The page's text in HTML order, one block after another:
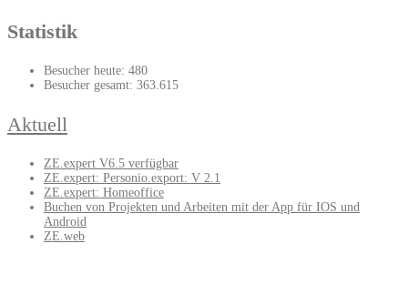
Statistik
Besucher heute: 480
Besucher gesamt: 363.615
Aktuell
ZE.expert V6.5 verfügbar
ZE.expert: Personio.export: V 2.1
ZE.expert: Homeoffice
Buchen von Projekten und Arbeiten mit der App für IOS und
Android
ZE.web